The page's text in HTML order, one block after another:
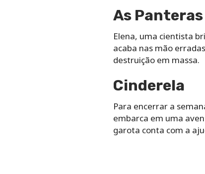
As Panteras
Elena, uma cientista
acaba nas mão
destruição em massa.
Cinderela
Para encerrar a
embarca em uma
garota conta com a